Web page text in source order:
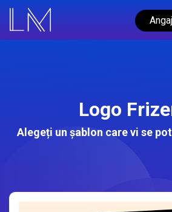
Logo
Alegeți un șablon care vi se